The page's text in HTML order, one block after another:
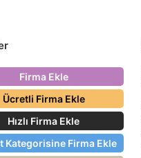
Firma Ekle
Ücretli Firma Ekle
Hızlı Firma Ekle
Kategorisine Firma Ekle